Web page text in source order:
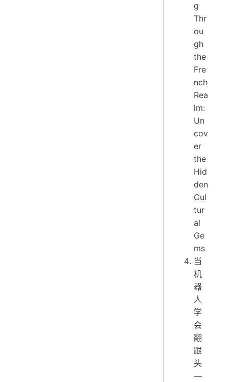
g
Thr
ou
gh
the
Fre
nch
Rea
lm:
Un
cov
er
the
Hid
den
Cul
tur
al
Ge
ms
当
机
器
人
学
会
翻
跟
头
—